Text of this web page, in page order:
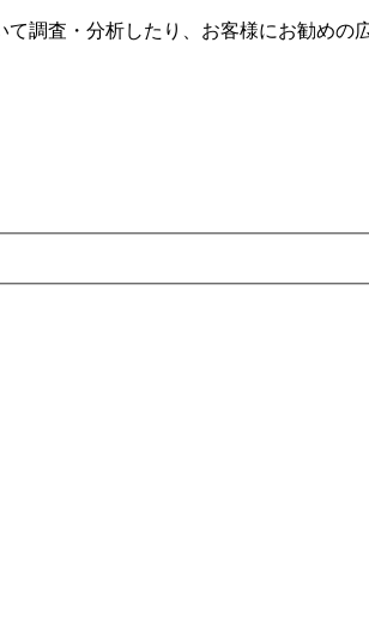
調査・分析したり、お客様にお勧めの